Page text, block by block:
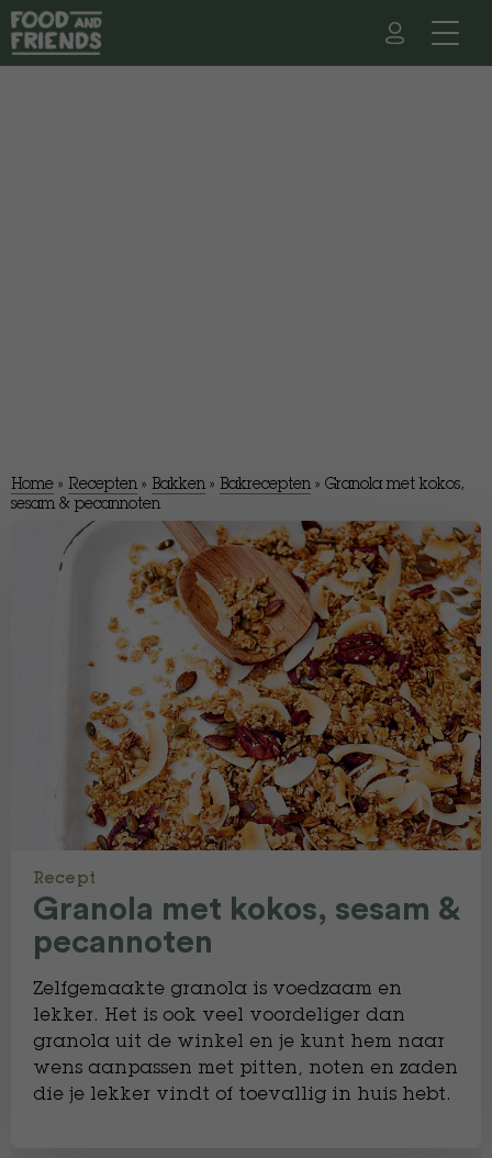
Home » Recepten » Bakken » Bakrecepten » Granola met kokos,
sesam & pecannoten
Recept
Granola met kokos, sesam &
pecannoten
Zelfgemaakte granola is voedzaam en
lekker. Het is ook veel voordeliger dan
granola uit de winkel en je kunt hem naar
wens aanpassen met pitten, noten en zaden
die je lekker vindt of toevallig in huis hebt.